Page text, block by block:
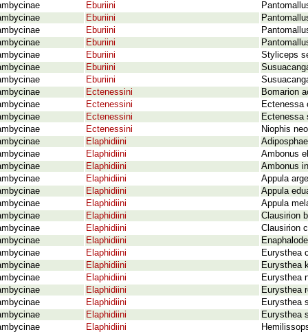
Eburiini
Eburiini
Eburiini
Eburiini
Eburiini
Styliceps
Eburiini
Eburiini
Ectenessini
Bomarion
Ectenessini
Ectenessa
Ectenessini
Ectenessa
Ectenessini
Niophis
Elaphidiini
Elaphidiini
Ambonus
Elaphidiini
Ambonus
Elaphidiini
Appula
Elaphidiini
Appula
Elaphidiini
Appula
Elaphidiini
Clausirion
Elaphidiini
Clausirion
Elaphidiini
Elaphidiini
Eurysthea
Elaphidiini
Eurysthea
Elaphidiini
Eurysthea
Elaphidiini
Eurysthea
Elaphidiini
Eurysthea
Elaphidiini
Eurysthea
Elaphidiini